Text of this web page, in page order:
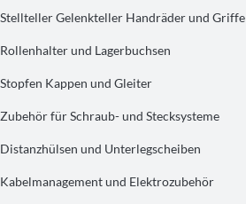
Stellteller Gelenkteller Handräder und Griffe
Rollenhalter und Lagerbuchsen
Stopfen Kappen und Gleiter
Zubehör für Schraub- und Stecksysteme
Distanzhülsen und Unterlegscheiben
Kabelmanagement und Elektrozubehör